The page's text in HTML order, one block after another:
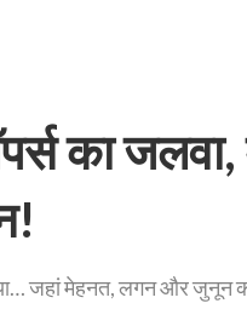
का
जहां मेहनत, लगन और जुनून